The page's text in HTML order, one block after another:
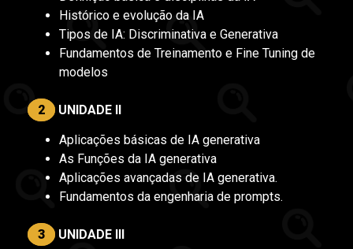
Histórico e evolução da IA
Tipos de IA: Discriminativa e Generativa
Fundamentos de Treinamento e Fine Tuning de
modelos
2 UNIDADE II
Aplicações básicas de IA generativa
As Funções da IA generativa
Aplicações avançadas de IA generativa.
Fundamentos da engenharia de prompts.
3 UNIDADE III